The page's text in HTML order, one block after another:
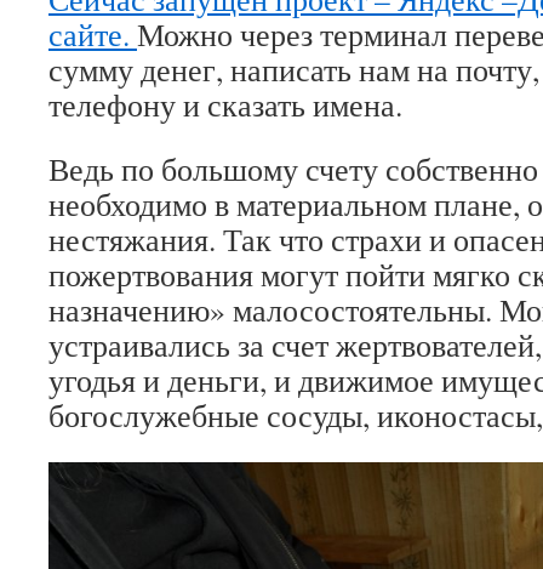
сайте. Можно через терминал
сумму денег, написать нам на
телефону и сказать имена.
Ведь по большому счету
необходимо в материальном плане,
нестяжания. Так что страхи и
пожертвования могут пойти мягко
назначению» малосостоятельны.
устраивались за счет
угодья и деньги, и движимое
богослужебные сосуды,